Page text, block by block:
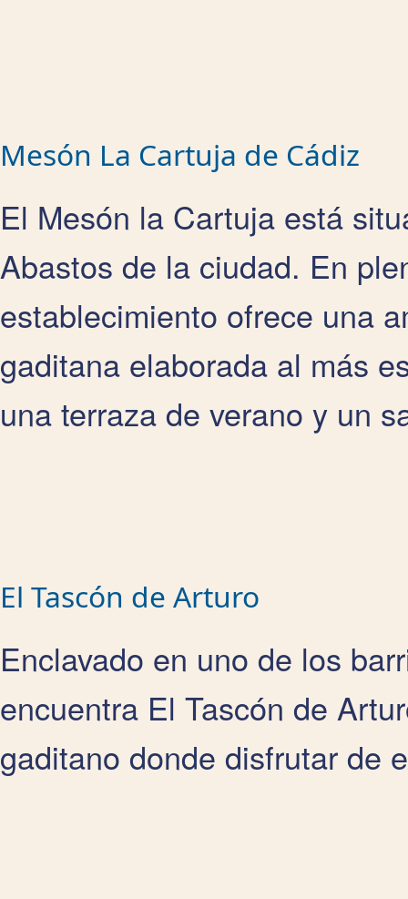
Mesón La Cartuja de Cádiz
El Mesón la Cartuja está
Abastos de la ciudad. En
establecimiento ofrece una
gaditana elaborada al más
una terraza de verano y un
El Tascón de Arturo
Enclavado en uno de los
encuentra El Tascón de
gaditano donde disfrutar de